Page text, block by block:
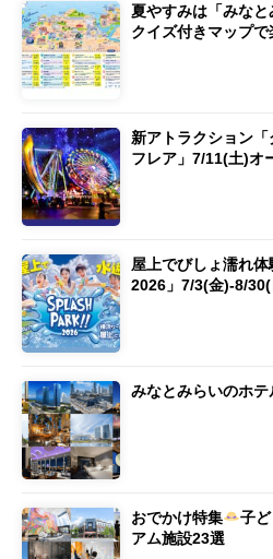
夏やすみは「みな
クイズ付きマップで
新アトラクション
フレア」7/11(土)オ
屋上でびしょ濡れ
2026」7/3(金)-8/
みなとみらいのホテ
おでかけ特集
子
アム施設23選